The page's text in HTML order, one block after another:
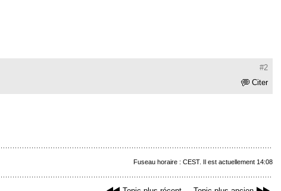
#2
Citer
Fuseau horaire : CEST. Il est actuellement 14:08